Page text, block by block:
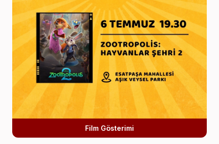
Film Gösterimi